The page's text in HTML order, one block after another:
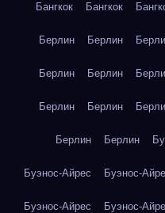
Бангкок Бангкок
Берлин Берлин
Берлин Берлин
Берлин Берлин
Берлин Берлин
Буэнос-Айрес Буэнос-
Буэнос-Айрес Буэнос-